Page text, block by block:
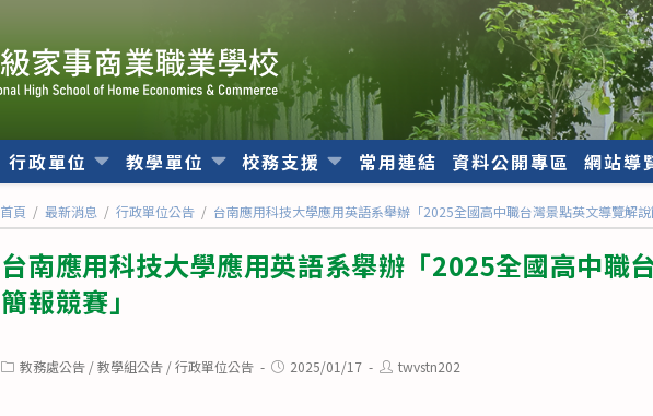
行政單位 教學單位 校務支援 常用連結 資料公開專區 網站導
首頁 / 最新消息 / 行政單位公告 / 台南應用科技大學應用英語系舉辦「2025全國高中職台灣景點英文導覽解說
台南應用科技大學應用英語系舉辦「2025全國高中職
簡報競賽」
Post教務處公告 / 教學組公告 / 行政單位公告
Post2025/01/17
Posttwvstn202